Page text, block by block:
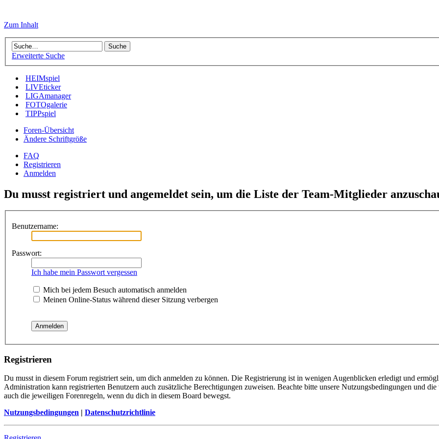
Zum Inhalt
Erweiterte Suche
HEIMspiel
LIVEticker
LIGAmanager
FOTOgalerie
TIPPspiel
Foren-Übersicht
Ändere Schriftgröße
FAQ
Registrieren
Anmelden
Du musst registriert und angemeldet sein, um die Liste der Team-Mitglieder
Benutzername:
Passwort:
Ich habe mein Passwort vergessen
Mich bei jedem Besuch automatisch anmelden
Meinen Online-Status während dieser Sitzung verbergen
Registrieren
Du musst in diesem Forum registriert sein, um dich anmelden zu können. Die Registrierung ist in wenigen Augenblicken erledigt und
Administration kann registrierten Benutzern auch zusätzliche Berechtigungen zuweisen. Beachte bitte unsere Nutzungsbedingungen und
auch die jeweiligen Forenregeln, wenn du dich in diesem Board bewegst.
Nutzungsbedingungen | Datenschutzrichtlinie